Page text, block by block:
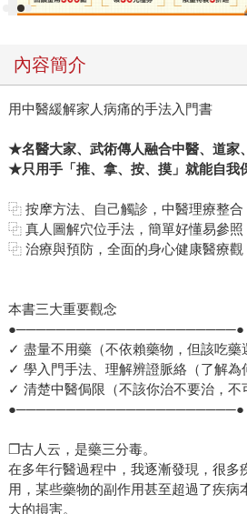
內容簡介
用中醫緩解家人病痛的手法入門書
★名醫大家、武術傳人融合中醫、道家
★只用手「推、拿、按、摸」就能自我
⿻ 按摩方法、自己觸診，中醫理療整合
⿻ 真人圖解穴位手法，簡單好懂易參照
⿻ 治療與預防，全面的身心健康醫療觀
本書三大重要觀念
●──────────────────────●
✓ 盡量不用藥（不依賴藥物，但該吃藥
✓ 學入門手法、理解辨證脈絡（了解為
✓ 清楚中醫侷限（不該你治不要治，不
●──────────────────────●
❐古人云，是藥三分毒。
在多年行醫過程中，我逐漸發現，很多
用，某些藥物的副作用甚至超過了疾病
大的損害。